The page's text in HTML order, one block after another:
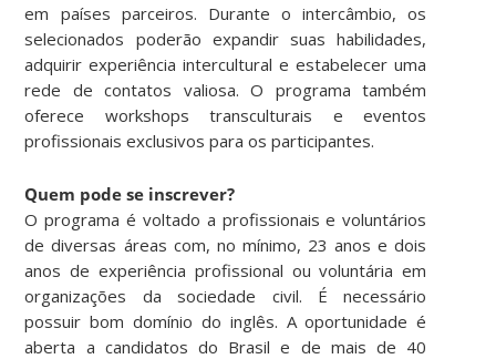
em países parceiros. Durante o intercâmbio, os
selecionados poderão expandir suas habilidades,
adquirir experiência intercultural e estabelecer uma
rede de contatos valiosa. O programa também
oferece workshops transculturais e eventos
profissionais exclusivos para os participantes.
Quem pode se inscrever?
O programa é voltado a profissionais e voluntários
de diversas áreas com, no mínimo, 23 anos e dois
anos de experiência profissional ou voluntária em
organizações da sociedade civil. É necessário
possuir bom domínio do inglês. A oportunidade é
aberta a candidatos do Brasil e de mais de 40